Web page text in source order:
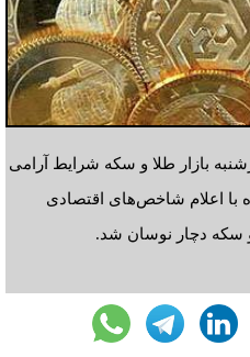
بازار طلا و سکه شرایط آرامی
با اعلام شاخص‌های اقتصادی
و سکه دچار نوسان شد.